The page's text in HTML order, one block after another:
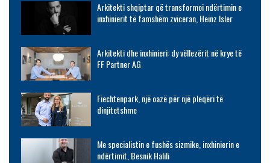
Arkitekti shqiptar që transformoi ndërtimin e
inxhinierit të famshëm zviceran, Heinz Isler
Arkitekti dhe inxhinieri: dy vëllezërit në krye të
FF Partner AG
Fiechtenpark, një oazë për një pleqëri të
dinjitetshme
Me specialistin e fushës sizmike, inxhinierin e
ndërtimit, Besnik Halili